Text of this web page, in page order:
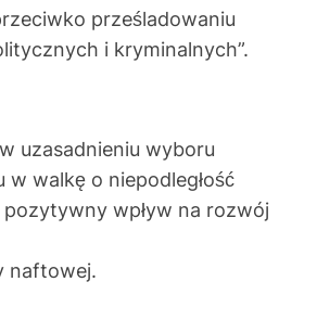
prześladowaniu
i kryminalnych”.
uzasadnieniu wyboru
w walkę o niepodległość
pozytywny wpływ na rozwój
naftowej.